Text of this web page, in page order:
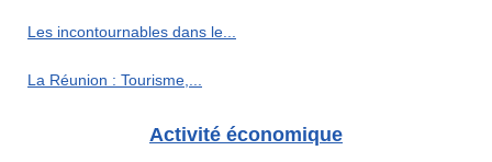
Les incontournables dans le...
La Réunion : Tourisme,...
Activité économique